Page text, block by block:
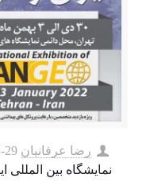
رضا عرفانیان 29
نمايشگاه بين المللی